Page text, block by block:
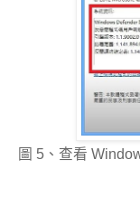
圖 5、查看